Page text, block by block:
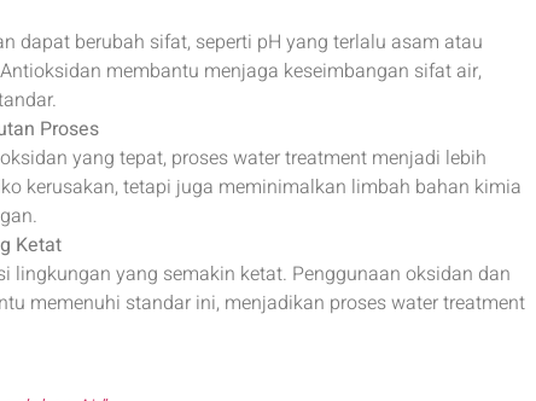
dapat berubah sifat, seperti pH yang terlalu asam atau
membantu menjaga keseimbangan sifat air,
Proses
yang tepat, proses water treatment menjadi lebih
kerusakan, tetapi juga meminimalkan limbah bahan kimia
Ketat
lingkungan yang semakin ketat. Penggunaan oksidan dan
memenuhi standar ini, menjadikan proses water treatment